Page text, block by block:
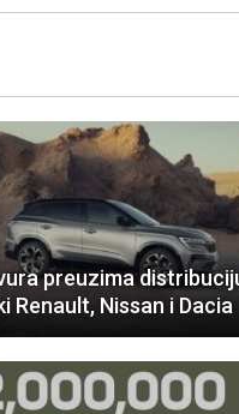
preuzima
Renault, Nissan i Dacia